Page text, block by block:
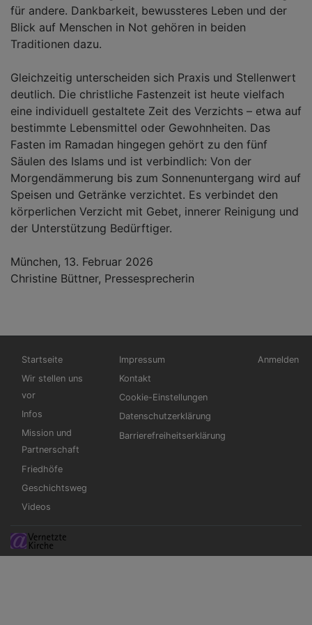
für andere. Dankbarkeit, bewussteres Leben und der
Blick auf Menschen in Not gehören in beiden
Traditionen dazu.
Gleichzeitig unterscheiden sich Praxis und Stellenwert
deutlich. Die christliche Fastenzeit ist heute vielfach
eine individuell gestaltete Zeit des Verzichts – etwa auf
bestimmte Lebensmittel oder Gewohnheiten. Das
Fasten im Ramadan hingegen gehört zu den fünf
Säulen des Islams und ist verbindlich: Von der
Morgendämmerung bis zum Sonnenuntergang wird auf
Speisen und Getränke verzichtet. Es verbindet den
körperlichen Verzicht mit Gebet, innerer Reinigung und
der Unterstützung Bedürftiger.
München, 13. Februar 2026
Christine Büttner, Pressesprecherin
Hauptnavigation
Startseite
Wir stellen uns
vor
Infos
Mission und
Partnerschaft
Friedhöfe
Geschichtsweg
Videos
Fußbereichsmenü
Impressum
Kontakt
Cookie-Einstellungen
Datenschutzerklärung
Barrierefreiheitserklärung
Anmelden